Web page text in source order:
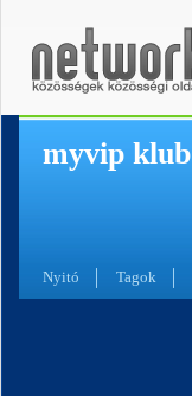
myvip klub
Nyitó Tagok